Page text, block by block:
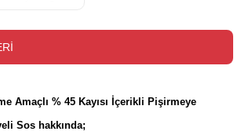
Amaçlı % 45 Kayısı İçerikli Pişirmeye
Sos hakkında;